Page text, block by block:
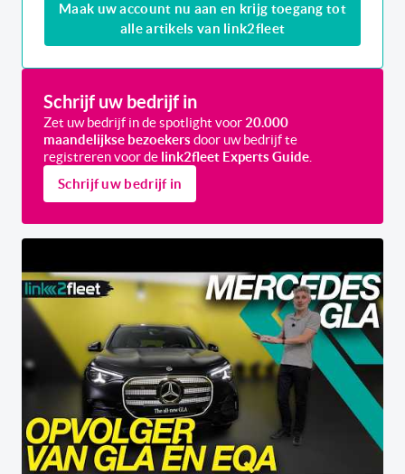
Maak uw account nu aan en krijg toegang tot
alle artikels van link2fleet
Schrijf uw bedrijf in
Zet uw bedrijf in de spotlight voor20.000
maandelijkse bezoekers door uw bedrijf te
registreren voor de link2fleet Experts Guide.
Schrijf uw bedrijf in